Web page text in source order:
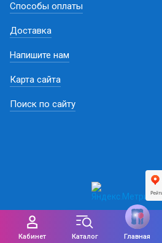
Способы оплаты
Доставка
Напишите нам
Карта сайта
Поиск по сайту
Кабинет Каталог Главная